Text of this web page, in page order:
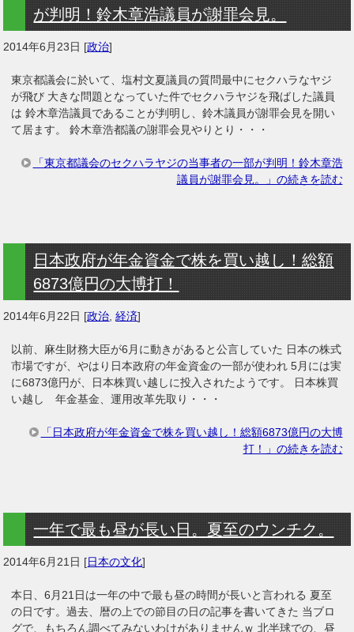
が判明！鈴木章浩議員が謝罪会見。
2014年6月23日 [政治]
東京都議会に於いて、塩村文夏議員の質問最中にセクハラなヤジ
が飛び 大きな問題となっていた件でセクハラヤジを飛ばした議員
は 鈴木章浩議員であることが判明し、鈴木議員が謝罪会見を開い
て居ます。 鈴木章浩都議の謝罪会見やりとり・・・
「東京都議会のセクハラヤジの当事者の一部が判明！鈴木章浩
議員が謝罪会見。」の続きを読む
日本政府が年金資金で株を買い越し！総額
6873億円の大博打！
2014年6月22日 [政治 ,経済]
以前、麻生財務大臣が6月に動きがあると公言していた 日本の株式
市場ですが、やはり日本政府の年金資金の一部が使われ 5月には実
に6873億円が、日本株買い越しに投入されたようです。 日本株買
い越し 年金基金、運用改革先取り・・・
「日本政府が年金資金で株を買い越し！総額6873億円の大博
打！」の続きを読む
一年で最も昼が長い日。夏至のウンチク。
2014年6月21日 [日本の文化]
本日、6月21日は一年の中で最も昼の時間が長いと言われる 夏至
の日です。過去、暦の上での節目の日の記事を書いてきた 当ブロ
グで、もちろん調べてみないわけがありませんｗ 北半球での、昼